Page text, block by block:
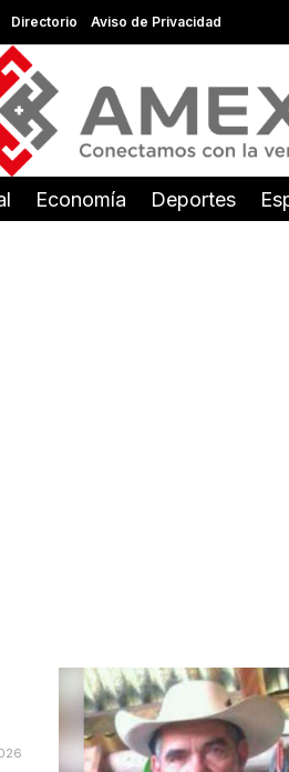
Directorio Aviso de Privacidad
Economía Deportes